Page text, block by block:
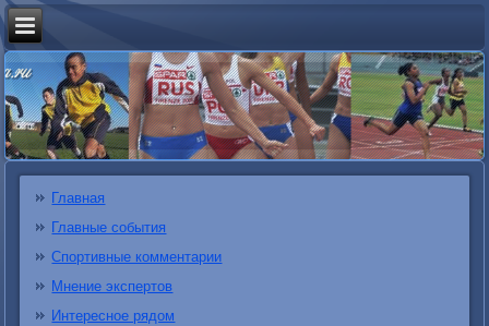
Главная
Главные события
Спортивные комментарии
Мнение экспертов
Интересное рядом